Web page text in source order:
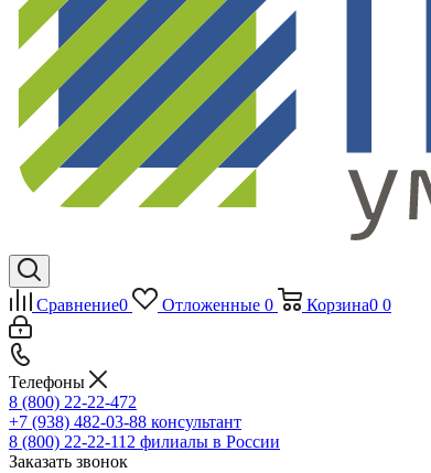
Сравнение0 Отложенные 0 Корзина0 0
Телефоны
8 (800) 22-22-472
+7 (938) 482-03-88 консультант
8 (800) 22-22-112 филиалы в России
Заказать звонок